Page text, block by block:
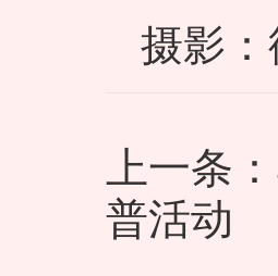
摄影
上一条：
普活动